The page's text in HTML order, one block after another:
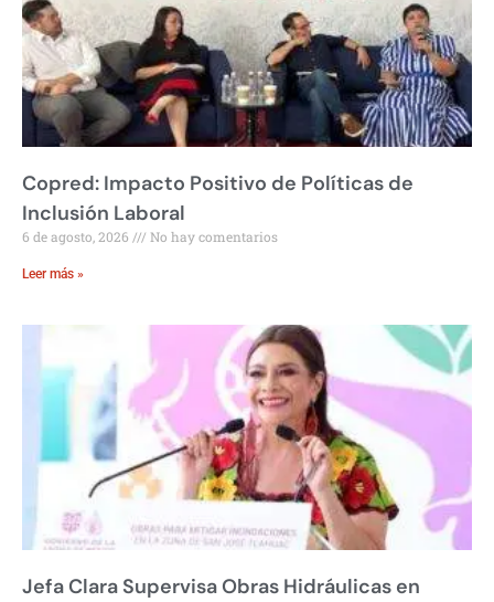
Copred: Impacto Positivo de Políticas de
Inclusión Laboral
6 de agosto, 2026 No hay comentarios
Leer más »
Jefa Clara Supervisa Obras Hidráulicas en